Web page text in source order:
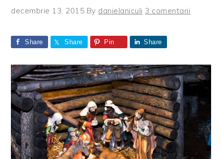
decembrie 13, 2015 By danielaniculi 3 comentarii
Share Share Pin Share